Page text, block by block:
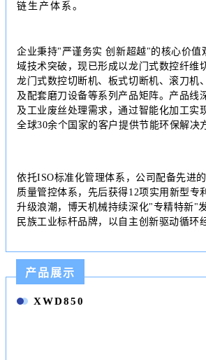
链生产体系。
企业秉持"严谨务实 创新超越"的核心价值
域技术突破，现已形成以龙门式数控纤维
龙门式数控切断机、板式切断机、滚刀机
及配套磨刀设备等系列产品矩阵。产品线
及工业废丝处理需求，通过智能化加工实
全球30余个国家的客户提供节能环保解决
依托ISO标准化管理体系，公司配备先进
质量管控体系，先后获得12项实用新型专
升级浪潮，博天机械持续深化"专精特新"
民族工业标杆品牌，以自主创新驱动循环
产品展示
XWD850